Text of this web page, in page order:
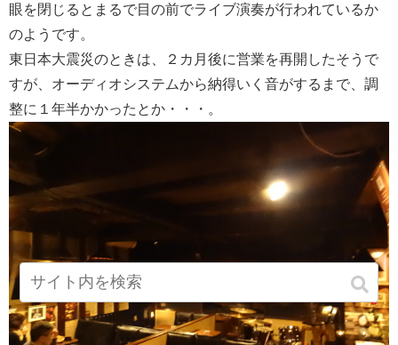
眼を閉じるとまるで目の前でライブ演奏が行われているか
のようです。
東日本大震災のときは、２カ月後に営業を再開したそうで
すが、オーディオシステムから納得いく音がするまで、調
整に１年半かかったとか・・・。